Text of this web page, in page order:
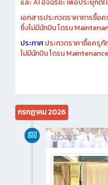
ประกาศประกวดราคาซื้อครุ
และ AI อัจฉริยะ เพื่อประยุก
เอกสารประกวดราคาการซื้
ซึ่งไม่มีนักบิน โดรน
ประกาศประกวดราคาซื้อครุ
กรกฎาคม 2026
ข่าวสาร